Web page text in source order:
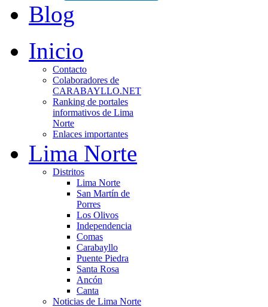
Blog
Inicio
Contacto
Colaboradores de
CARABAYLLO.NET
Ranking de portales
informativos de Lima
Norte
Enlaces importantes
Lima Norte
Distritos
Lima Norte
San Martín de
Porres
Los Olivos
Independencia
Comas
Carabayllo
Puente Piedra
Santa Rosa
Ancón
Canta
Noticias de Lima Norte